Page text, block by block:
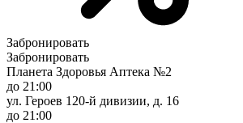
Забронировать
Забронировать
Планета Здоровья Аптека №2
до 21:00
ул. Героев 120-й дивизии, д. 16
до 21:00